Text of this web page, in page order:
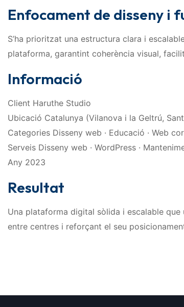
Enfocament de disseny i
S’ha prioritzat una estructura clara i
plataforma, garantint coherència visual,
Informació
Client Haruthe Studio
Ubicació Catalunya (Vilanova i la Geltrú,
Categories Disseny web · Educació · Web
Serveis Disseny web · WordPress ·
Any 2023
Resultat
Una plataforma digital sòlida i escalable
entre centres i reforçant el seu